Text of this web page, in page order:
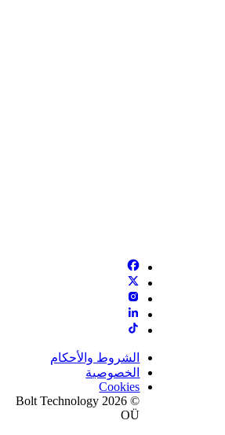
الشروط والأحكام
الخصوصية
Cookies
© 2026 Bolt Technology
OÜ